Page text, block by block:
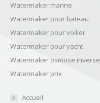
Watermaker marine
Watermaker pour bateau
Watermaker pour voilier
Watermaker pour yacht
Watermaker osmose inverse
Watermaker prix
Accueil